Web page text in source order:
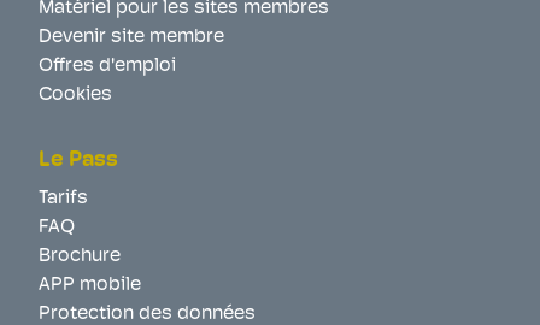
Matériel pour les sites membres
Devenir site membre
Offres d'emploi
Cookies
Le Pass
Tarifs
FAQ
Brochure
APP mobile
Protection des données